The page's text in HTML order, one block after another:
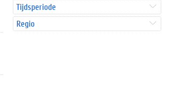
Tijdsperiode
Regio